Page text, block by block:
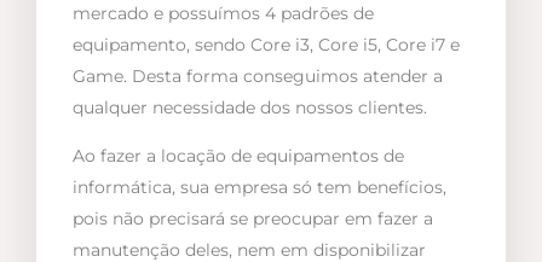
mercado e possuímos 4 padrões de
equipamento, sendo Core i3, Core i5, Core i7 e
Game. Desta forma conseguimos atender a
qualquer necessidade dos nossos clientes.
Ao fazer a locação de equipamentos de
informática, sua empresa só tem benefícios,
pois não precisará se preocupar em fazer a
manutenção deles, nem em disponibilizar